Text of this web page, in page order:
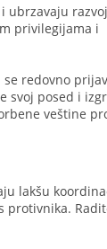
ubrzavaju
privilegijama i
se redovno
svoj posed i
veštine
lakšu
protivnika.